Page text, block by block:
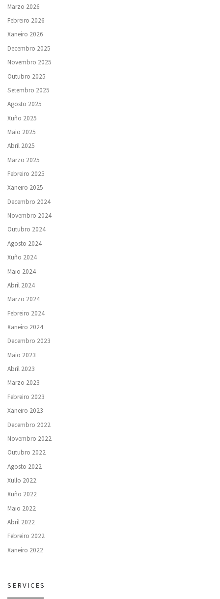
Marzo 2026
Febreiro 2026
Xaneiro 2026
Decembro 2025
Novembro 2025
Outubro 2025
Setembro 2025
Agosto 2025
Xuño 2025
Maio 2025
Abril 2025
Marzo 2025
Febreiro 2025
Xaneiro 2025
Decembro 2024
Novembro 2024
Outubro 2024
Agosto 2024
Xuño 2024
Maio 2024
Abril 2024
Marzo 2024
Febreiro 2024
Xaneiro 2024
Decembro 2023
Maio 2023
Abril 2023
Marzo 2023
Febreiro 2023
Xaneiro 2023
Decembro 2022
Novembro 2022
Outubro 2022
Agosto 2022
Xullo 2022
Xuño 2022
Maio 2022
Abril 2022
Febreiro 2022
Xaneiro 2022
SERVICES